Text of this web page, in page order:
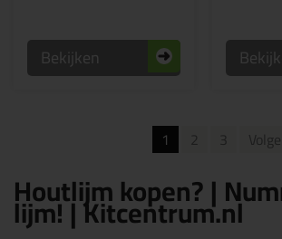
Bekijken
1 2 3
Houtlijm kopen? |
lijm! | Kitcentrum.nl